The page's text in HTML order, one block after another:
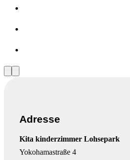
SlideSlide
Adresse
Kita kinderzimmer Lohsepark
Yokohamastraße 4